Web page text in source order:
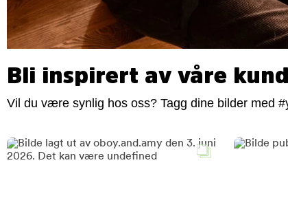
Bli inspirert av våre
Vil du være synlig hos oss? Tagg dine bilder med